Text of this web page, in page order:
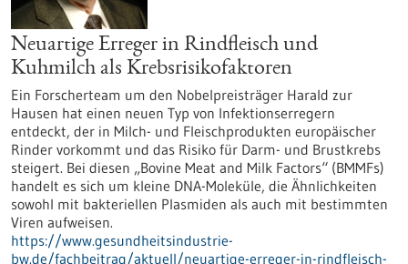
Neuartige Erreger in Rindfleisch und
Kuhmilch als Krebsrisikofaktoren
Ein Forscherteam um den Nobelpreisträger Harald zur
Hausen hat einen neuen Typ von Infektionserregern
entdeckt, der in Milch- und Fleischprodukten europäischer
Rinder vorkommt und das Risiko für Darm- und Brustkrebs
steigert. Bei diesen „Bovine Meat and Milk Factors“ (BMMFs)
handelt es sich um kleine DNA-Moleküle, die Ähnlichkeiten
sowohl mit bakteriellen Plasmiden als auch mit bestimmten
Viren aufweisen.
https://www.gesundheitsindustrie-
bw.de/fachbeitrag/aktuell/neuartige-erreger-in-rindfleisch-